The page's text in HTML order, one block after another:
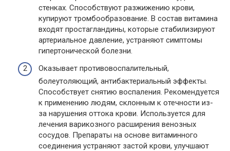
стенках. Способствуют разжижению крови,
купируют тромбообразование. В состав витамина
входят простагландины, которые стабилизируют
артериальное давление, устраняют симптомы
гипертонической болезни.
Оказывает противовоспалительный,
болеутоляющий, антибактериальный эффекты.
Способствует снятию воспаления. Рекомендуется
к применению людям, склонным к отечности из-
за нарушения оттока крови. Используется для
лечения варикозного расширения венозных
сосудов. Препараты на основе витаминного
соединения устраняют застой крови, улучшают